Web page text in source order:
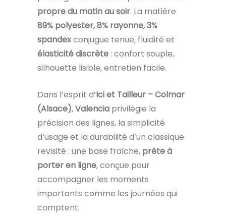
propre du matin au soir. La matière
89% polyester, 8% rayonne, 3%
spandexconjugue tenue, fluidité et
élasticité discrète : confort souple,
silhouette lisible, entretien facile.
Dans l’esprit d’Ici et Tailleur – Colmar
(Alsace),Valencia privilégie la
précision des lignes, la simplicité
d’usage et la durabilité d’un classique
revisité : une base fraîche, prête à
porter en ligne, conçue pour
accompagner les moments
importants comme les journées qui
comptent.